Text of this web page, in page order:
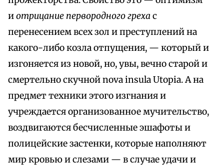
иотрицание первородного грехас
перенесением всех зол и преступлений на
какого-либо козла отпущения, — который и
изгоняется из новой, но, увы, вечно старой и
смертельно скучной nova insula Utopia. А на
предмет техники этого изгнания и
учреждается организованное мучительство,
воздвигаются бесчисленные эшафоты и
полицейские застенки, которые наполняют
мир кровью и слезами — в случае удачи и